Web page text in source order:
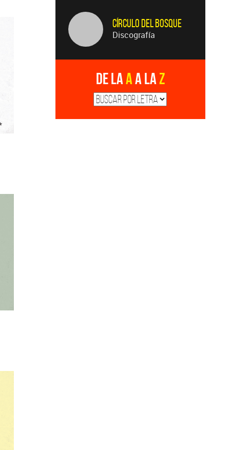
Círculo Del Bosque
Discografía
De laAa laZ